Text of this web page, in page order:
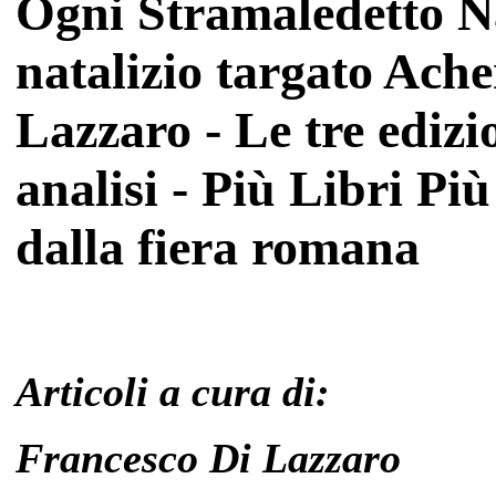
Ogni Stramaledetto
natalizio targato
Lazzaro - Le tre
analisi - Più Libri
dalla fiera romana
Articoli a cura di:
Francesco Di Lazzaro